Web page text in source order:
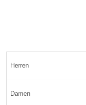
Herren
Damen